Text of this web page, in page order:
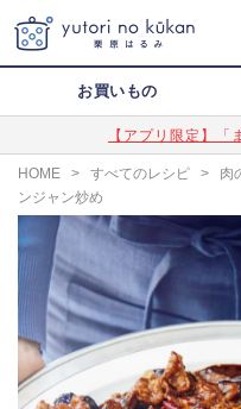
お買いもの
【アプリ限定】「
HOME > すべてのレシピ > 肉
ンジャン炒め